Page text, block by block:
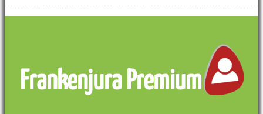
Frankenjura Premium